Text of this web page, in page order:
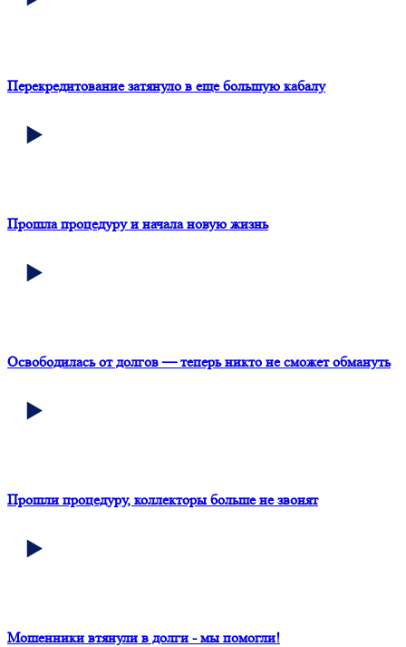
Перекредитование затянуло в еще большую кабалу
Прошла процедуру и начала новую жизнь
Освободилась от долгов — теперь никто не сможет обмануть
Прошли процедуру, коллекторы больше не звонят
Мошенники втянули в долги - мы помогли!